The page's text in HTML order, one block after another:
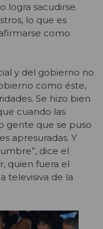
logra sacudirse.
lo que es
como
y del gobierno no
como éste,
Se hizo bien
cuando las
gente que se puso
apresuradas. Y
dice el
quien fuera el
televisiva de la